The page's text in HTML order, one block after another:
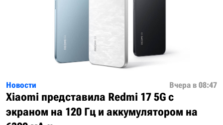
Новости Вчера в 08:47
Xiaomi представила Redmi 17 5G с
экраном на 120 Гц и аккумулятором на